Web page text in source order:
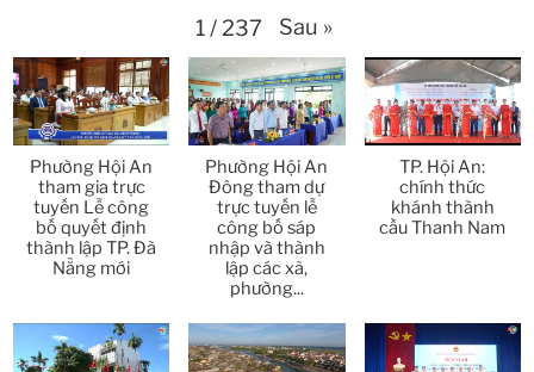
Thời sự thứ 6 Ngày 10-4-2026 25:37
Thời sự thứ 4 Ngày 8-4-2026 26:38
Thời sự thứ 2 Ngày 6-4-2026 28:21
Thời sự thứ 6 Ngày 3-4-2026 24:01
Thời sự thứ 4 Ngày 1-4-2026
Thời sự thứ 2 Ngày 30-3-2026 31:14
1 / 237 Sau »
Phường Hội An
tham gia trực
tuyến Lễ công
bố quyết định
thành lập TP. Đà
Nẵng mới
Phường Hội An
Đông tham dự
trực tuyến lễ
công bố sáp
nhập và thành
lập các xã,
phường...
TP. Hội An:
chính thức
khánh thành
cầu Thanh Nam